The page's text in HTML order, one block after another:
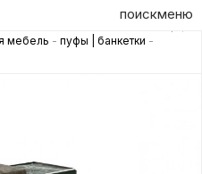
поискменю
мебель - пуфы | банкетки -